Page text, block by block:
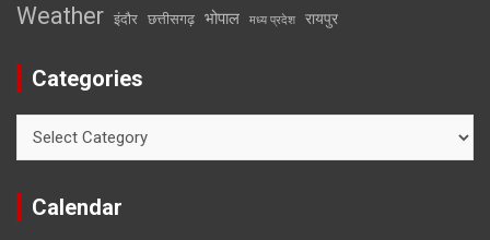
Weather इंदौर छत्तीसगढ़ भोपाल मध्य प्रदेश रायपुर
Categories
Calendar